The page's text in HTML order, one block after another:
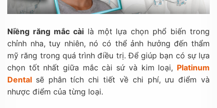
Niềng răng mắc càilà một lựa chọn phổ biến trong
chỉnh nha, tuy nhiên, nó có thể ảnh hưởng đến thẩm
mỹ răng trong quá trình điều trị. Để giúp bạn có sự lựa
chọn tốt nhất giữa mắc cài sứ và kim loại, Platinum
Dental sẽ phân tích chi tiết về chi phí, ưu điểm và
nhược điểm của từng loại.